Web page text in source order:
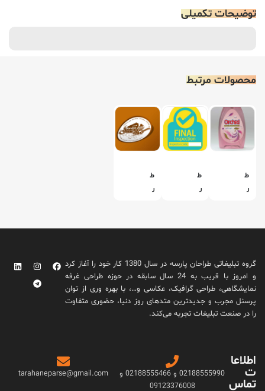
توضیحات تکمیلی
محصولات مرتبط
ط
ر
ی
ب
ل
ش
ر
ک
ر
ک
ی
ط
ر
ی
ب
ل
ش
ر
د
M
ط
ر
ی
ب
ل
ش
ی
ک
ن
گروه تبلیغاتی طراحان پارسه در سال 1380 کار خود را آغاز کرد
و امروز با قریب به 24 سال سابقه در حوزه طراحی غرفه
نمایشگاهی، طراحی گرافیک، عکاسی و…، با بهره وری از توان
پرسنل مجرب و جدیدترین متدهای روز دنیا، حضوری متفاوت
را در صنعت تبلیغات تجربه می‌کند.
اطلاعا
ت
تماس
02188555990 و 02188555466 و
09123376008
tarahaneparse@gmail.com